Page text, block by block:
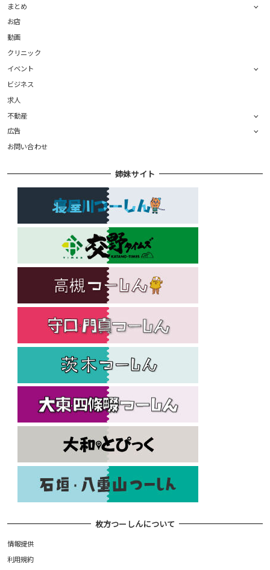
まとめ
お店
動画
クリニック
イベント
ビジネス
求人
不動産
広告
お問い合わせ
姉妹サイト
枚方つーしんについて
情報提供
利用規約